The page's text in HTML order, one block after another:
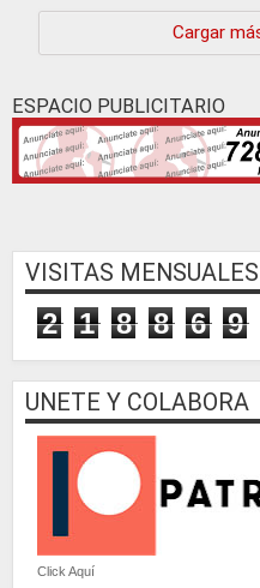
Cargar
ESPACIO PUBLICITARIO
VISITAS MENSUALES
2 1 8 8 6 9
UNETE Y COLABORA
Click Aquí